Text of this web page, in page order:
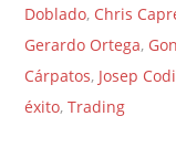
Doblado, Chris
Gerardo Ortega,
Cárpatos, Josep
éxito,Trading